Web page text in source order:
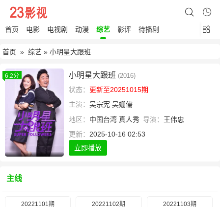
首页 电影 电视剧 动漫 综艺 影评 待播剧
首页 » 综艺 » 小明星大跟班
6.2分 小明星大跟班 (2016)
状态： 更新至20251015期
主演： 吴宗宪 吴姗儒
地区： 中国台湾 真人秀 导演： 王伟忠
更新： 2025-10-16 02:53
立即播放
主线
20221101期 20221102期 20221103期